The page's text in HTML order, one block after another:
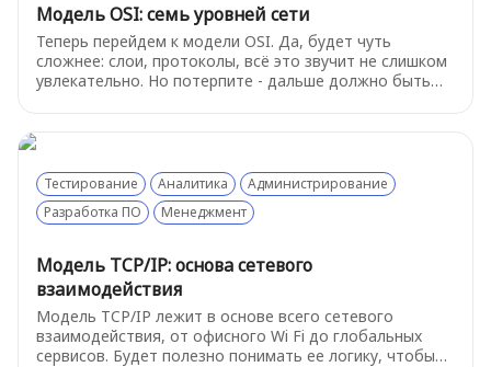
Модель OSI: семь уровней сети
Теперь перейдем к модели OSI. Да, будет чуть
сложнее: слои, протоколы, всё это звучит не слишком
увлекательно. Но потерпите - дальше должно быть
Тестирование Аналитика
Администрирование
Разработка ПО
Менеджмент
Модель TCP/IP: основа сетевого
взаимодействия
Модель TCP/IP лежит в основе всего сетевого
взаимодействия, от офисного Wi Fi до глобальных
сервисов. Будет полезно понимать ее логику, чтобы